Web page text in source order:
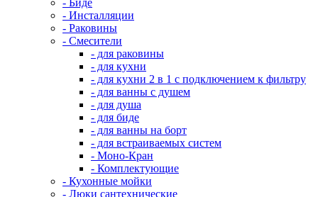
- Инсталляции
- Раковины
- Смесители
- для раковины
- для кухни
- для кухни 2 в 1 с подключением к фильтру
- для ванны с душем
- для душа
- для биде
- для ванны на борт
- для встраиваемых систем
- Моно-Кран
- Комплектующие
- Кухонные мойки
- Люки сантехнические